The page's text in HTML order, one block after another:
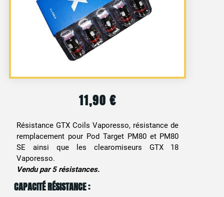
11,90 €
Résistance GTX Coils Vaporesso, résistance de
remplacement pour Pod Target PM80 et PM80
SE ainsi que les clearomiseurs GTX 18
Vaporesso.
Vendu par 5 résistances.
CAPACITÉ RÉSISTANCE :